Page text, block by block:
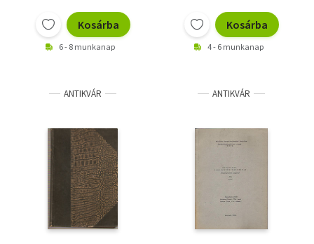
Kosárba
6 - 8 munkanap
Kosárba
4 - 6 munkanap
ANTIKVÁR ANTIKVÁR